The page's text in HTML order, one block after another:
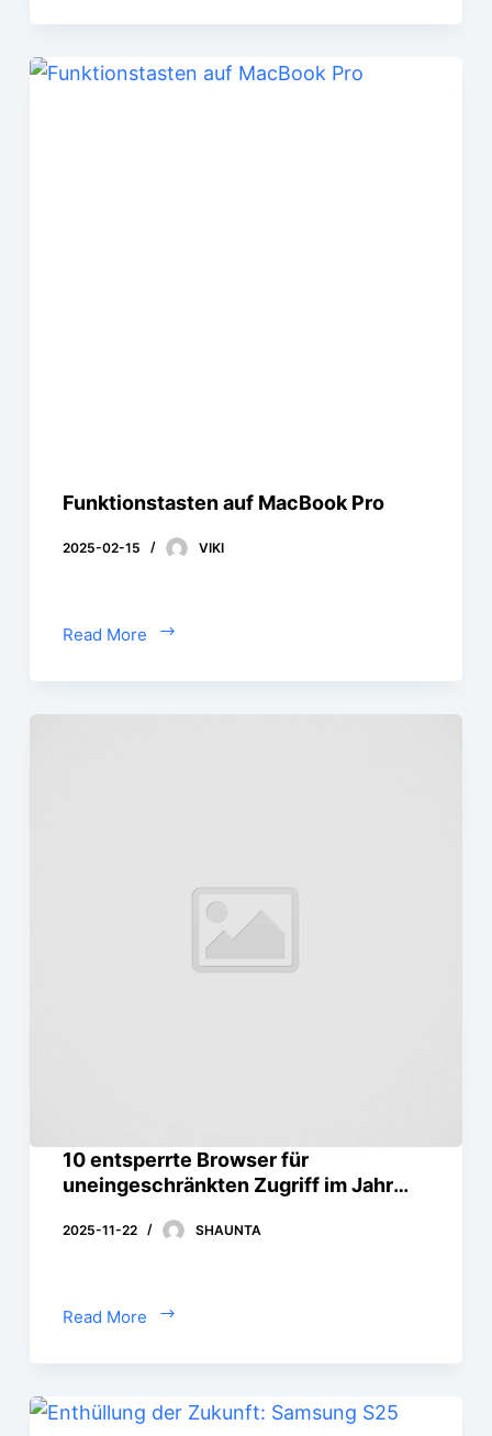
Funktionstasten auf MacBook Pro
2025-02-15 VIKI
Read More
10 entsperrte Browser für
uneingeschränkten Zugriff im Jahr
2025-11-22 SHAUNTA
Read More